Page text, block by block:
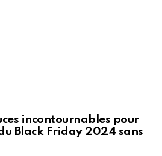
incontournables pour
Black Friday 2024 sans